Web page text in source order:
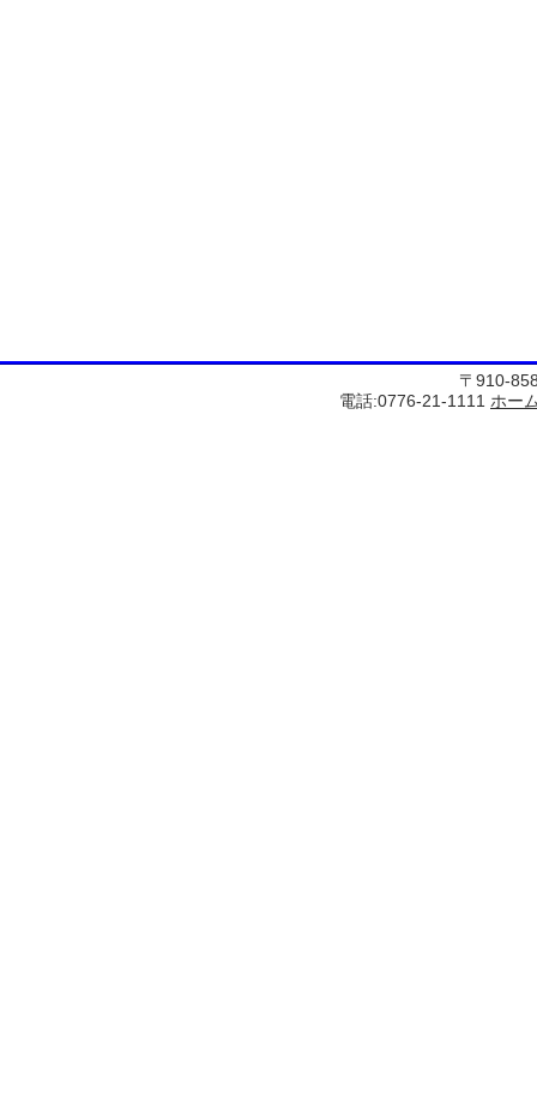
〒910-
電話:0776-21-1111 ホー